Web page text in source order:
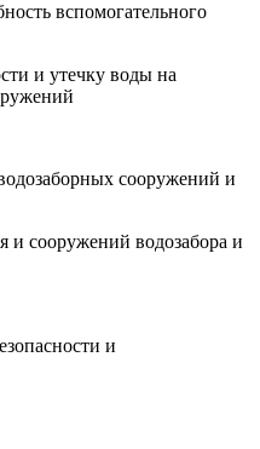
вспомогательного
и утечку воды на
сооружений и
и сооружений водозабора и
и